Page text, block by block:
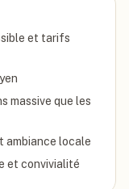
et tarifs
massive que les
ambiance locale
et convivialité